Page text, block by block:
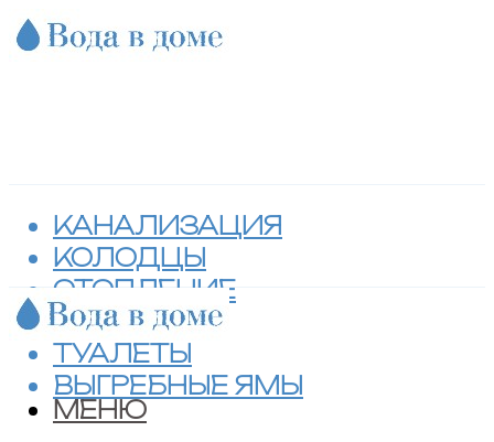
КАНАЛИЗАЦИЯ
КОЛОДЦЫ
ОТОПЛЕНИЕ
СЕПТИКИ
ТУАЛЕТЫ
ВЫГРЕБНЫЕ ЯМЫ
МЕНЮ